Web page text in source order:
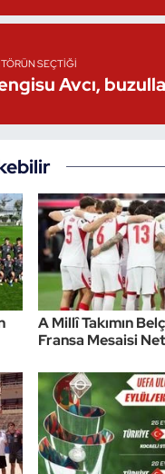
SEÇTIĞI
Avcı,
A Millî Takımın
Fransa Mesaisi